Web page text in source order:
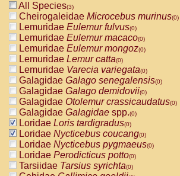
All Species(3)
Cheirogaleidae Microcebus murinus(0)
Lemuridae Eulemur fulvus(0)
Lemuridae Eulemur macaco(0)
Lemuridae Eulemur mongoz(0)
Lemuridae Lemur catta(0)
Lemuridae Varecia variegata(0)
Galagidae Galago senegalensis(0)
Galagidae Galago demidovii(0)
Galagidae Otolemur crassicaudatus(0)
Galagidae Galagidae spp.(0)
Loridae Loris tardigradus(0)
Loridae Nycticebus coucang(0)
Loridae Nycticebus pygmaeus(0)
Loridae Perodicticus potto(0)
Tarsiidae Tarsius syrichta(0)